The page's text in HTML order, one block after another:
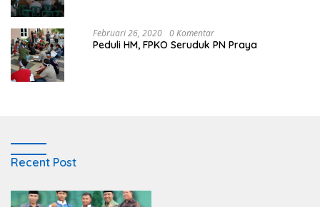
Februari 26, 2020 0 Komentar
Peduli HM, FPKO Seruduk PN Praya
Recent Post